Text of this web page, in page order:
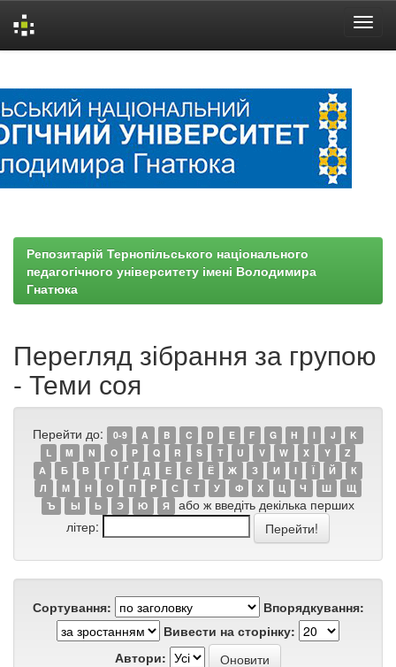
Репозитарій Тернопільського національного
педагогічного університету імені Володимира
Гнатюка
Перегляд зібрання за групою
- Теми соя
Перейти до: 0-9 A B C D E F G H I J
K
L
M N O P Q R S T U V W X Y
Z
А
Б В Г Ґ Д Е Є Ё Ж З И І Ї Й
К
Л
М Н О П Р С Т У Ф Х Ц Ч Ш
Щ
Ъ
Ы Ь Э Ю Я
або ж введіть декілька перших
літер:
Сортування:
Впорядкування:
Вивести на сторінку:
Автори: